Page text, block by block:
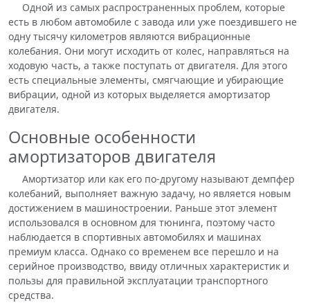
Одной из самых распространенных проблем, которые
есть в любом автомобиле с завода или уже поездившего не
одну тысячу километров являются вибрационные
колебания. Они могут исходить от колес, направляться на
ходовую часть, а также поступать от двигателя. Для этого
есть специальные элементы, смягчающие и убирающие
вибрации, одной из которых выделяется амортизатор
двигателя.
Основные особенности
амортизаторов двигателя
Амортизатор или как его по-другому называют демпфер
колебаний, выполняет важную задачу, но является новым
достижением в машиностроении. Раньше этот элемент
использовался в основном для тюнинга, поэтому часто
наблюдается в спортивных автомобилях и машинах
премиум класса. Однако со временем все перешло и на
серийное производство, ввиду отличных характеристик и
пользы для правильной эксплуатации транспортного
средства.